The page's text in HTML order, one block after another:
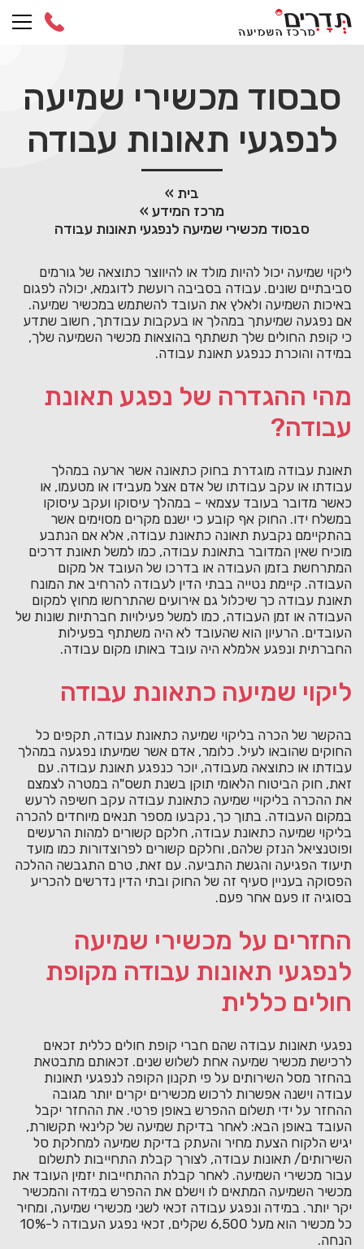
to
content
סבסוד מכשירי שמיעה
לנפגעי תאונות עבודה
בית »
מרכז המידע »
סבסוד מכשירי שמיעה לנפגעי תאונות עבודה
ליקוי שמיעה יכול להיות מולד או להיווצר כתוצאה של גורמים
סביבתיים שונים. עבודה בסביבה רועשת לדוגמא, יכולה לפגום
באיכות השמיעה ולאלץ את העובד להשתמש במכשיר שמיעה.
אם נפגעה שמיעתך במהלך או בעקבות עבודתך, חשוב שתדע
כי קופת החולים שלך תשתתף בהוצאות מכשיר השמיעה שלך,
במידה והוכרת כנפגע תאונת עבודה.
מהי ההגדרה של נפגע תאונת
עבודה?
תאונת עבודה מוגדרת בחוק כתאונה אשר ארעה במהלך
עבודתו או עקב עבודתו של אדם אצל מעבידו או מטעמו, או
כאשר מדובר בעובד עצמאי – במהלך עיסוקו ועקב עיסוקו
במשלח ידו. החוק אף קובע כי ישנם מקרים מסוימים אשר
בהתקיימם נקבעת תאונה כתאונת עבודה, אלא אם הנתבע
מוכיח שאין המדובר בתאונת עבודה, כמו למשל תאונת דרכים
המתרחשת בזמן העבודה או בדרכו של העובד אל מקום
העבודה. קיימת נטייה בבתי הדין לעבודה להרחיב את המונח
תאונת עבודה כך שיכלול גם אירועים שהתרחשו מחוץ למקום
העבודה או זמן העבודה, כמו למשל פעילויות חברתיות שונות של
העובדים. הרעיון הוא שהעובד לא היה משתתף בפעילות
החברתית ונפגע אלמלא היה עובד באותו מקום עבודה.
ליקוי שמיעה כתאונת עבודה
בהקשר של הכרה בליקוי שמיעה כתאונת עבודה, תקפים כל
החוקים שהובאו לעיל. כלומר, אדם אשר שמיעתו נפגעה במהלך
עבודתו או כתוצאה מעבודה, יוכר כנפגע תאונת עבודה. עם
זאת, חוק הביטוח הלאומי תוקן בשנת תשס"ה במטרה לצמצם
את ההכרה בליקויי שמיעה כתאונת עבודה עקב חשיפה לרעש
במקום העבודה. בתוך כך, נקבעו מספר תנאים מיוחדים להכרה
בליקוי שמיעה כתאונת עבודה, חלקם קשורים למהות הרעשים
ופוטנציאל הנזק שלהם, וחלקם קשורים לפרוצדורות כמו מועד
תיעוד הפגיעה והגשת התביעה. עם זאת, טרם התגבשה ההלכה
הפסוקה בעניין סעיף זה של החוק ובתי הדין נדרשים להכריע
בסוגיה זו פעם אחר פעם.
החזרים על מכשירי שמיעה
לנפגעי תאונות עבודה מקופת
חולים כללית
נפגעי תאונות עבודה שהם חברי קופת חולים כללית זכאים
לרכישת מכשיר שמיעה אחת לשלוש שנים. זכאותם מתבטאת
בהחזר מסל השירותים על פי תקנון הקופה לנפגעי תאונות
עבודה וישנה אפשרות לרכוש מכשירים יקרים יותר מגובה
ההחזר על ידי תשלום ההפרש באופן פרטי. את ההחזר יקבל
העובד באופן הבא: לאחר בדיקת שמיעה של קלינאי תקשורת,
יגיש הלקוח הצעת מחיר והעתק בדיקת שמיעה למחלקת סל
השירותים/ תאונות עבודה, לצורך קבלת התחייבות לתשלום
עבור מכשירי השמיעה. לאחר קבלת ההתחייבות יזמין העובד את
מכשיר השמיעה המתאים לו וישלם את ההפרש במידה והמכשיר
יקר יותר. במידה ונפגע עבודה זכאי לשני מכשירי שמיעה, ומחיר
כל מכשיר הוא מעל 6,500 שקלים, זכאי נפגע העבודה ל-10%
הנחה.